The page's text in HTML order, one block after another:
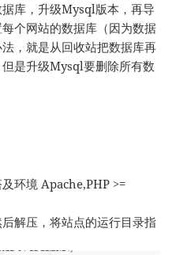
库，升级Mysql版本，再导
个网站的数据库（因为数据
，就是从回收站把数据库再
是升级Mysql要删除所有数
环境 Apache,PHP >=
解压，将站点的运行目录指